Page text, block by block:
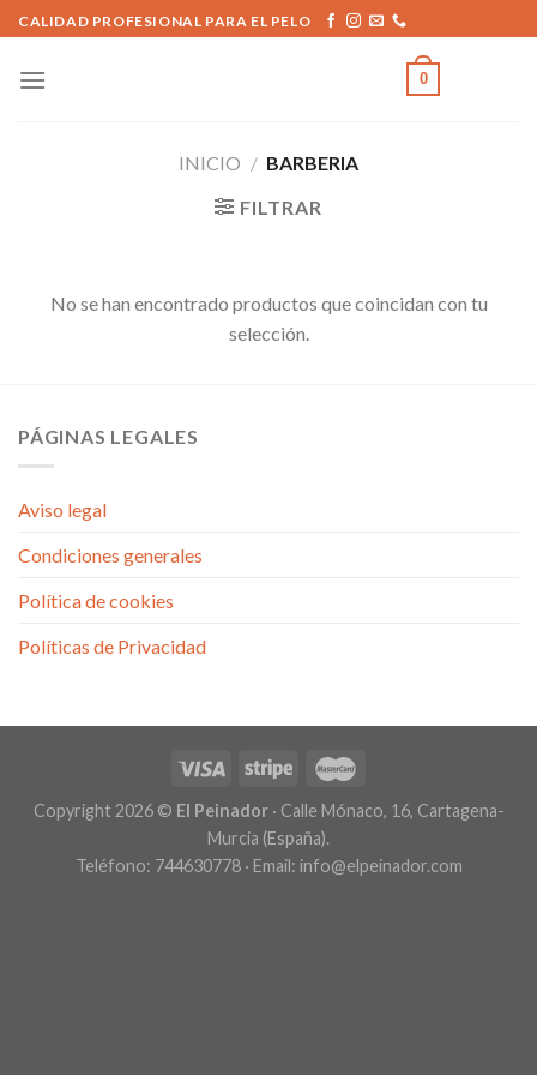
Skip
to
content
CALIDAD PROFESIONAL PARA EL PELO
0
INICIO / BARBERIA
FILTRAR
No se han encontrado productos que coincidan con tu
selección.
PÁGINAS LEGALES
Aviso legal
Condiciones generales
Política de cookies
Políticas de Privacidad
Copyright 2026 © El Peinador· Calle Mónaco, 16, Cartagena-
Murcia (España).
Teléfono: 744630778 · Email: info@elpeinador.com